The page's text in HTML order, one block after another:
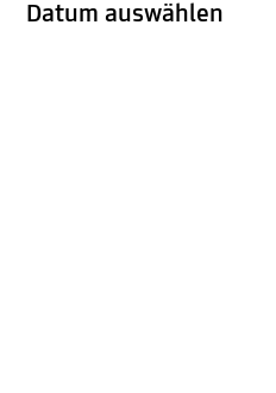
Datum auswählen